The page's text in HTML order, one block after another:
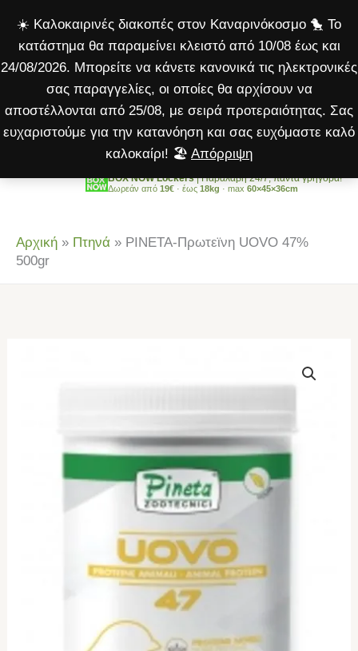
☀️ Καλοκαιρινές διακοπές στον Καναρινόκοσμο 🐤 Το
κατάστημα θα παραμείνει κλειστό από 10/08 έως και
24/08/2026. Μπορείτε να κάνετε κανονικά τις ηλεκτρονικές
σας παραγγελίες, οι οποίες θα αρχίσουν να
αποστέλλονται από 25/08, με σειρά προτεραιότητας. Σας
ευχαριστούμε για την κατανόηση και σας ευχόμαστε καλό
καλοκαίρι! 🏖️ Απόρριψη
στο
περιεχόμενο
BOX NOW Lockers| Παραλαβή 24/7, πάντα γρήγορα!
Δωρεάν από 19€ · έως 18kg · max 60×45×36cm
Αρχική » Πτηνά » PINETA-Πρωτεϊνη UOVO 47%
500gr
47%
500gr
ποσότητα